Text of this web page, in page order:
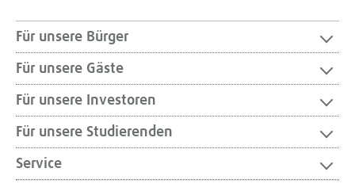
Für unsere Bürger
Für unsere Gäste
Für unsere Investoren
Für unsere Studierenden
Service